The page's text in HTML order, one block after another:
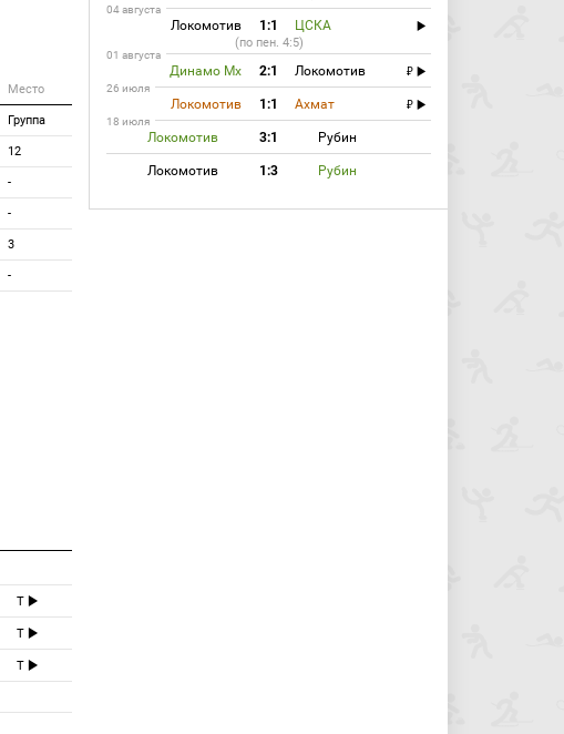
Место
Группа
12
-
-
3
-
T
T
T
04 августа
Локомотив 1:1 ЦСКА
(по пен. 4:5)
01 августа
Динамо Мх 2:1 Локомотив
26 июля
Локомотив 1:1 Ахмат
18 июля
Локомотив 3:1 Рубин
Локомотив 1:3 Рубин